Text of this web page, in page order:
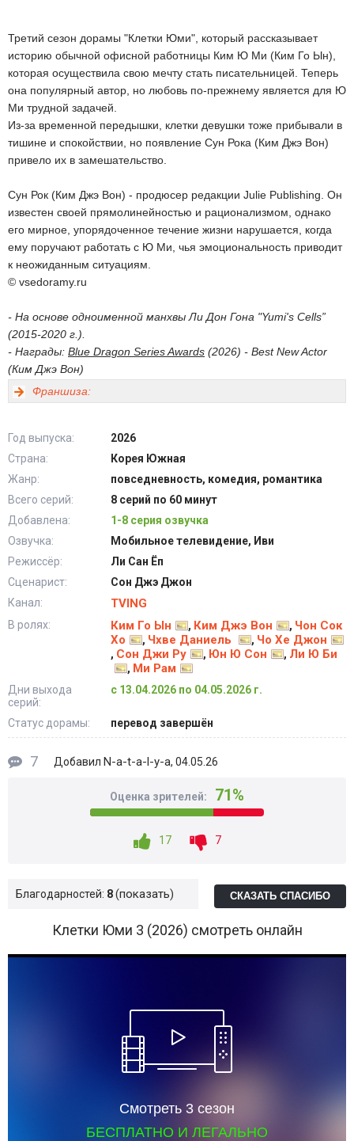
Третий сезон дорамы "Клетки Юми", который рассказывает
историю обычной офисной работницы Ким Ю Ми (Ким Го Ын),
которая осуществила свою мечту стать писательницей. Теперь
она популярный автор, но любовь по-прежнему является для Ю
Ми трудной задачей.
Из-за временной передышки, клетки девушки тоже прибывали в
тишине и спокойствии, но появление Сун Рока (Ким Джэ Вон)
привело их в замешательство.
Сун Рок (Ким Джэ Вон) - продюсер редакции Julie Publishing. Он
известен своей прямолинейностью и рационализмом, однако
его мирное, упорядоченное течение жизни нарушается, когда
ему поручают работать с Ю Ми, чья эмоциональность приводит
к неожиданным ситуациям.
© vsedoramy.ru
- На основе одноименной манхвы Ли Дон Гона "Yumi's Cells”
(2015-2020 г.).
- Награды: Blue Dragon Series Awards (2026) - Best New Actor
(Ким Джэ Вон)
Франшиза:
Год выпуска:
2026
Страна:
Корея Южная
Жанр:
повседневность, комедия, романтика
Всего серий:
8 серий по 60 минут
Добавлена:
1-8 серия озвучка
Озвучка:
Мобильное телевидение, Иви
Режиссёр:
Ли Сан Ёп
Сценарист:
Сон Джэ Джон
Канал:
TVING
В ролях: Ким Го Ын , Ким Джэ Вон , Чон Сок
Хо
, Чхве Даниель , Чо Хе Джон
, Сон Джи Ру , Юн Ю Сон , Ли Ю Би
, Ми Рам
Дни выхода
серий:
с 13.04.2026 по 04.05.2026 г.
Статус дорамы: перевод завершён
7 Добавил N-a-t-a-l-y-a, 04.05.26
Оценка зрителей: 71%
17 7
Благодарностей: 8 показать СКАЗАТЬ СПАСИБО
Клетки Юми 3 (2026) смотреть онлайн
Смотреть 3 сезон
БЕСПЛАТНО И ЛЕГАЛЬНО